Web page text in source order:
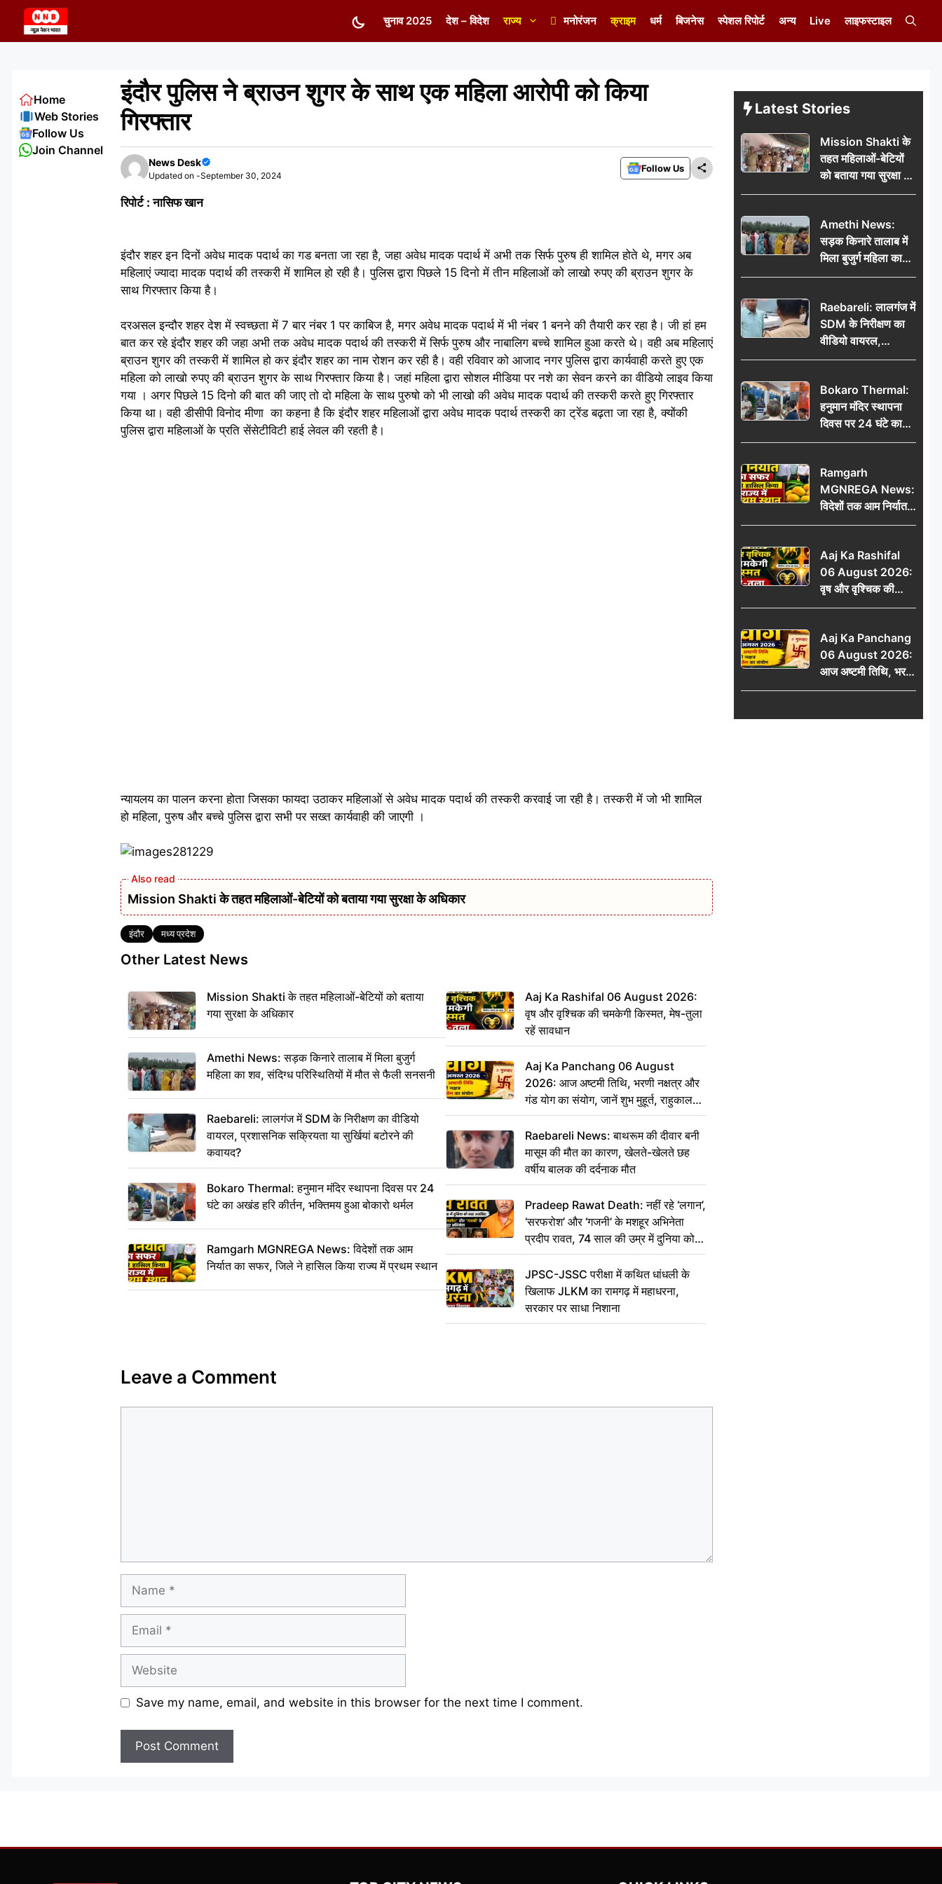
content
चुनाव 2025 देश – विदेश राज्य मनोरंजन क्राइम धर्म बिजनेस स्पेशल रिपोर्ट अन्य Live लाइफस्टाइल
इंदौर पुलिस ने ब्राउन शुगर के साथ एक महिला आरोपी को किया
गिरफ्तार
News Desk
Updated on -September 30, 2024
Follow Us
रिपोर्ट : नासिफ खान
इंदौर शहर इन दिनों अवेध मादक पदार्थ का गड बनता जा रहा है, जहा अवेध मादक पदार्थ में अभी तक सिर्फ पुरुष ही शामिल होते थे, मगर अब
महिलाएं ज्यादा मादक पदार्थ की तस्करी में शामिल हो रही है। पुलिस द्वारा पिछले 15 दिनो में तीन महिलाओं को लाखो रुपए की ब्राउन शुगर के
साथ गिरफ्तार किया है।
दरअसल इन्दौर शहर देश में स्वच्छता में 7 बार नंबर 1 पर काबिज है, मगर अवेध मादक पदार्थ में भी नंबर 1 बनने की तैयारी कर रहा है। जी हां हम
बात कर रहे इंदौर शहर की जहा अभी तक अवेध मादक पदार्थ की तस्करी में सिर्फ पुरुष और नाबालिग बच्चे शामिल हुआ करते थे। वही अब महिलाएं
ब्राउन शुगर की तस्करी में शामिल हो कर इंदौर शहर का नाम रोशन कर रही है। वही रविवार को आजाद नगर पुलिस द्वारा कार्यवाही करते हुए एक
महिला को लाखो रुपए की ब्राउन शुगर के साथ गिरफ्तार किया है। जहां महिला द्वारा सोशल मीडिया पर नशे का सेवन करने का वीडियो लाइव किया
गया । अगर पिछले 15 दिनो की बात की जाए तो दो महिला के साथ पुरुषो को भी लाखो की अवेध मादक पदार्थ की तस्करी करते हुए गिरफ्तार
किया था। वही डीसीपी विनोद मीणा का कहना है कि इंदौर शहर महिलाओं द्वारा अवेध मादक पदार्थ तस्करी का ट्रेंड बढ़ता जा रहा है, क्योंकी
पुलिस द्वारा महिलाओं के प्रति सेंसेटीविटी हाई लेवल की रहती है।
न्यायलय का पालन करना होता जिसका फायदा उठाकर महिलाओं से अवेध मादक पदार्थ की तस्करी करवाई जा रही है। तस्करी में जो भी शामिल
हो महिला, पुरुष और बच्चे पुलिस द्वारा सभी पर सख्त कार्यवाही की जाएगी ।
Mission Shakti के तहत महिलाओं-बेटियों को बताया गया सुरक्षा के अधिकार
Tags
इंदौर मध्य प्रदेश
Other Latest News
Mission Shakti के तहत महिलाओं-बेटियों को बताया
गया सुरक्षा के अधिकार
Amethi News: सड़क किनारे तालाब में मिला बुजुर्ग
महिला का शव, संदिग्ध परिस्थितियों में मौत से फैली सनसनी
Raebareli: लालगंज में SDM के निरीक्षण का वीडियो
वायरल, प्रशासनिक सक्रियता या सुर्खियां बटोरने की
कवायद?
Bokaro Thermal: हनुमान मंदिर स्थापना दिवस पर 24
घंटे का अखंड हरि कीर्तन, भक्तिमय हुआ बोकारो थर्मल
Ramgarh MGNREGA News: विदेशों तक आम
निर्यात का सफर, जिले ने हासिल किया राज्य में प्रथम स्थान
Aaj Ka Rashifal 06 August 2026:
वृष और वृश्चिक की चमकेगी किस्मत, मेष-तुला
रहें सावधान
Aaj Ka Panchang 06 August
2026: आज अष्टमी तिथि, भरणी नक्षत्र और
गंड योग का संयोग, जानें शुभ मुहूर्त, राहुकाल
और दिनभर का पंचांग
Raebareli News: बाथरूम की दीवार बनी
मासूम की मौत का कारण, खेलते-खेलते छह
वर्षीय बालक की दर्दनाक मौत
Pradeep Rawat Death: नहीं रहे ‘लगान’,
‘सरफरोश’ और ‘गजनी’ के मशहूर अभिनेता
प्रदीप रावत, 74 साल की उम्र में दुनिया को
कहा अलविदा
JPSC-JSSC परीक्षा में कथित धांधली के
खिलाफ JLKM का रामगढ़ में महाधरना,
सरकार पर साधा निशाना
Leave a Comment
Name
Email
Website
Save my name, email, and website in this browser for the next time I comment.
Home
Web Stories
Follow Us
Join Channel
Latest Stories
Mission Shakti के
तहत महिलाओं-बेटियों
को बताया गया सुरक्षा के
अधिकार
Amethi News:
सड़क किनारे तालाब में
मिला बुजुर्ग महिला का
शव, संदिग्ध परिस्थितियों
Raebareli: लालगंज में
SDM के निरीक्षण का
वीडियो वायरल,
प्रशासनिक सक्रियता
कवायद?
Bokaro Thermal:
हनुमान मंदिर स्थापना
दिवस पर 24 घंटे का
अखंड हरि कीर्तन,
थर्मल
Ramgarh
MGNREGA News:
विदेशों तक आम निर्यात
का सफर, जिले ने
प्रथम स्थान
Aaj Ka Rashifal
06 August 2026:
वृष और वृश्चिक की
चमकेगी किस्मत, मेष-
Aaj Ka Panchang
06 August 2026:
आज अष्टमी तिथि, भरणी
नक्षत्र और गंड योग का
राहुकाल और दिनभर का